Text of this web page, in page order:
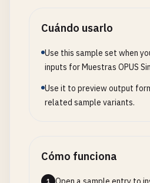
Cuándo usarlo
Use this sample set when
inputs for Muestras OPUS
Use it to preview output
related sample variants.
Cómo funciona
1